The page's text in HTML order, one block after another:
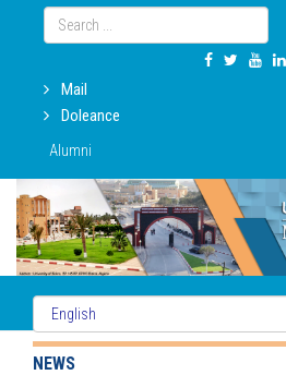
Mail
Doleance
Alumni
NEWS